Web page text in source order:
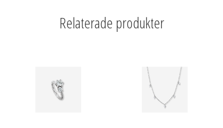
Relaterade produkter